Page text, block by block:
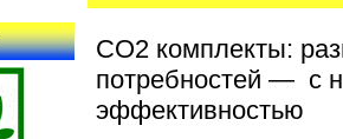
CO2 комплекты:
потребностей — с
эффективностью